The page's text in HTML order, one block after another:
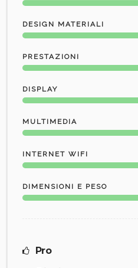
DESIGN MATERIALI
PRESTAZIONI
DISPLAY
MULTIMEDIA
INTERNET WIFI
DIMENSIONI E PESO
Pro